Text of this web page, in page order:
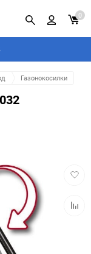
0
Газонокосилки